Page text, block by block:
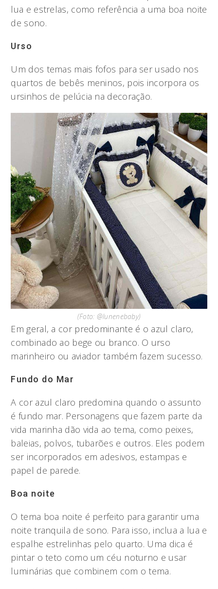
lua e estrelas, como referência a uma boa noite
de sono.
Urso
Um dos temas mais fofos para ser usado nos
quartos de bebês meninos, pois incorpora os
ursinhos de pelúcia na decoração.
(Foto: @lunenebaby)
Em geral, a cor predominante é o azul claro,
combinado ao bege ou branco. O urso
marinheiro ou aviador também fazem sucesso.
Fundo do Mar
A cor azul claro predomina quando o assunto
é fundo mar. Personagens que fazem parte da
vida marinha dão vida ao tema, como peixes,
baleias, polvos, tubarões e outros. Eles podem
ser incorporados em adesivos, estampas e
papel de parede.
Boa noite
O tema boa noite é perfeito para garantir uma
noite tranquila de sono. Para isso, inclua a lua e
espalhe estrelinhas pelo quarto. Uma dica é
pintar o teto como um céu noturno e usar
luminárias que combinem com o tema.